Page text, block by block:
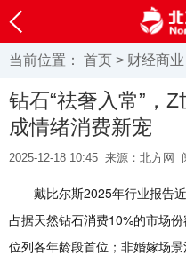
当前位置： 首页 > 财经商业
钻石“祛奢入常”，
成情绪消费新宠
2025-12-18 10:45 来源：北方网
戴比尔斯2025年行业报告
占据天然钻石消费10%的市场
位列各年龄段首位；非婚嫁场